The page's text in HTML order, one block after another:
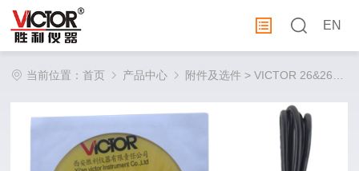
EN
当前位置：首页 产品中心 附件及选件 > VICTOR 26&26H红外通讯附件包